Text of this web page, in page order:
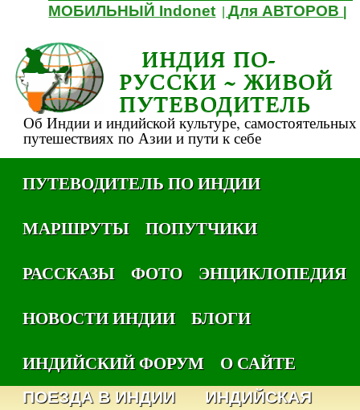
МОБИЛЬНЫЙ Indonet |Для АВТОРОВ
ИНДИЯ ПО-
РУССКИ ~ ЖИВОЙ
ПУТЕВОДИТЕЛЬ
Об Индии и индийской культуре, самостоятельных
путешествиях по Азии и пути к себе
ПУТЕВОДИТЕЛЬ ПО ИНДИИ
МАРШРУТЫ
ПОПУТЧИКИ
РАССКАЗЫ
ФОТО
ЭНЦИКЛОПЕДИЯ
НОВОСТИ ИНДИИ
БЛОГИ
ИНДИЙСКИЙ ФОРУМ
О САЙТЕ
ПОЕЗДА В ИНДИИ
ИНДИЙСКАЯ